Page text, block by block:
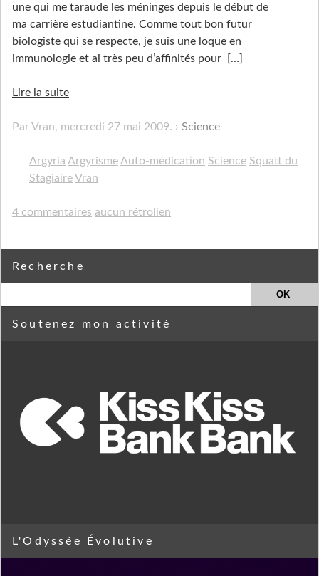
une qui me taraude les méninges depuis le début de
ma carrière estudiantine. Comme tout bon futur
biologiste qui se respecte, je suis une loque en
immunologie et ai très peu d’affinités pour
[…]
Lire la suite
Par Vran, mercredi 27 mai 2009. Science
Argyria Argyrisme Auto-médication Science Squatt du
StagiaireVran
4 commentaires aucun rétrolien
Recherche
Soutenez mon activité
L'Odyssée Évolutive